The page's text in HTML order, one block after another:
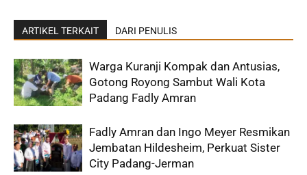
ARTIKEL TERKAIT DARI PENULIS
Warga Kuranji Kompak dan Antusias,
Gotong Royong Sambut Wali Kota
Padang Fadly Amran
Fadly Amran dan Ingo Meyer Resmikan
Jembatan Hildesheim, Perkuat Sister
City Padang-Jerman